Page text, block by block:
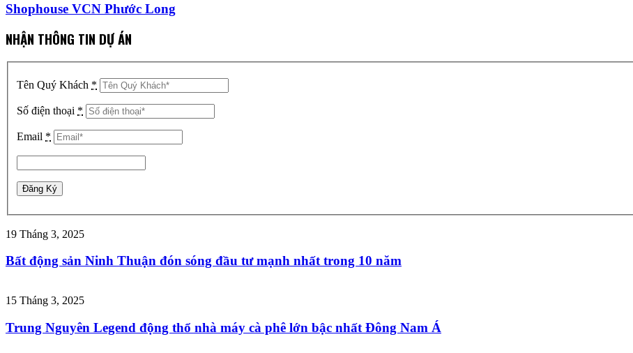
Shophouse VCN Phước Long
NHẬN THÔNG TIN DỰ ÁN
Tên Quý Khách *
Số điện thoại *
Email *
19 Tháng 3, 2025
Bất động sản Ninh Thuận đón sóng đầu tư mạnh nhất trong 10 năm
15 Tháng 3, 2025
Trung Nguyên Legend động thổ nhà máy cà phê lớn bậc nhất Đông Nam Á